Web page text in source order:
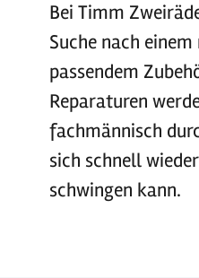
Bei Timm
Suche nach
passendem
Reparaturen
fachmännisch
sich schnell
schwingen kann.